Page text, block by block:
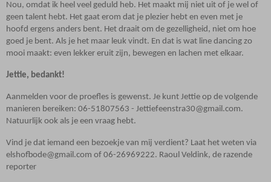
Nou, omdat ik heel veel geduld heb. Het maakt mij niet uit of je wel of
geen talent hebt. Het gaat erom dat je plezier hebt en even met je
hoofd ergens anders bent. Het draait om de gezelligheid, niet om hoe
goed je bent. Als je het maar leuk vindt. En dat is wat line dancing zo
mooi maakt: even lekker eruit zijn, bewegen en lachen met elkaar.
Jettie, bedankt!
Aanmelden voor de proefles is gewenst. Je kunt Jettie op de volgende
manieren bereiken: 06-51807563 - Jettiefeenstra30@gmail.com.
Natuurlijk ook als je een vraag hebt.
Vind je dat iemand een bezoekje van mij verdient? Laat het weten via
elshofbode@gmail.com of 06-26969222. Raoul Veldink, de razende
reporter